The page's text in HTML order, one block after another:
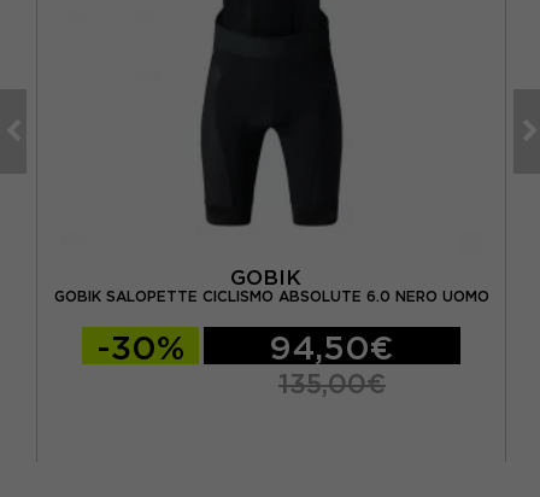
GOBIK
GOBIK SALOPETTE CICLISMO ABSOLUTE 6.0 NERO UOMO
-30% 94,50€
135,00€